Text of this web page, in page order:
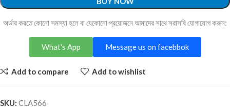
অর্ডার করতে কোনো সমস্যা হলে বা যেকোনো প্রয়োজনে আমাদের সাথে সরাসরি যোগাযোগ করুন:
Message us on facebbok
What's App
Add to compare Add to wishlist
SKU: CLA566